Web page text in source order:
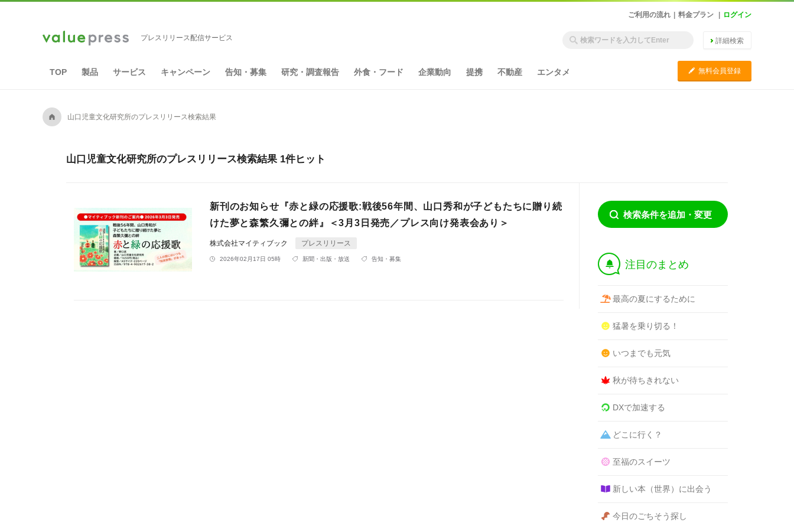
ご利用の流れ 料金プラン ログイン
プレスリリース配信サービス 詳細検索
TOP 製品 サービス キャンペーン 告知・募集 研究・調査報告 外食・フード 企業動向 提携 不動産 エンタメ C 無料会員登録
A 山口児童文化研究所のプレスリリース検索結果
山口児童文化研究所のプレスリリース検索結果 1件ヒット
新刊のお知らせ『赤と緑の応援歌:戦後56年間、山口秀和が子どもたちに贈り続
けた夢と森繁久彌との絆』＜3月3日発売／プレス向け発表会あり＞
株式会社マイティブック プレスリリース
2026年02月17日 05時 新聞・出版・放送 告知・募集
検索条件を追加・変更
† 注目のまとめ
最高の夏にするために
猛暑を乗り切る！
いつまでも元気
秋が待ちきれない
DXで加速する
どこに行く？
至福のスイーツ
新しい本（世界）に出会う
今日のごちそう探し